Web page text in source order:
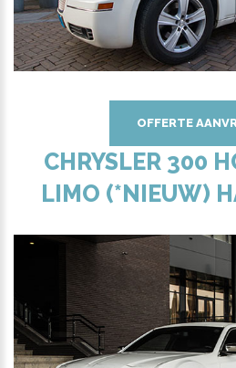
OFFERTE
CHRYSLER 300
LIMO (*NIEUW)